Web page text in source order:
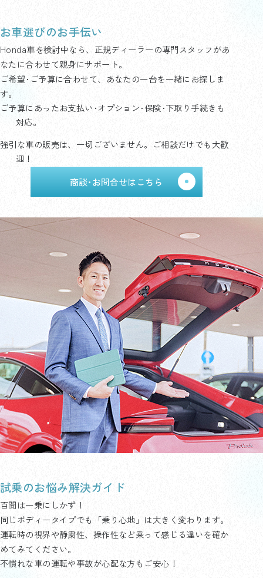
お車選びのお手伝い
Honda車を検討中なら、正規ディーラーの専門スタッフがあ
なたに合わせて親身にサポート。
ご希望･ご予算に合わせて、あなたの一台を一緒にお探しま
す。
ご予算にあったお支払い･オプション･保険･下取り手続きも
対応。
強引な車の販売は、一切ございません。ご相談だけでも大歓
迎！
商談･お問合せはこちら
試乗のお悩み解決ガイド
百聞は一乗にしかず！
同じボディータイプでも「乗り心地」は大きく変わります。
運転時の視界や静粛性、操作性など乗って感じる違いを確か
めてみてください。
不慣れな車の運転や事故が心配な方もご安心！